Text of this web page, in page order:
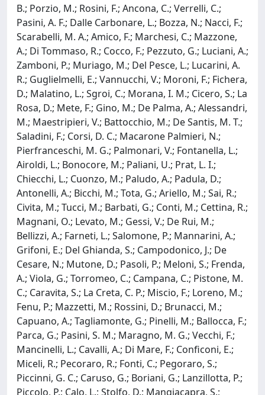
B.; Porzio, M.; Rosini, F.; Ancona, C.; Verrelli, C.;
Pasini, A. F.; Dalle Carbonare, L.; Bozza, N.; Nacci, F.;
Scarabelli, M. A.; Amico, F.; Marchesi, C.; Mazzone,
A.; Di Tommaso, R.; Cocco, F.; Pezzuto, G.; Luciani, A.;
Zamboni, P.; Muriago, M.; Del Pesce, L.; Lucarini, A.
R.; Guglielmelli, E.; Vannucchi, V.; Moroni, F.; Fichera,
D.; Malatino, L.; Sgroi, C.; Morana, I. M.; Cicero, S.; La
Rosa, D.; Mete, F.; Gino, M.; De Palma, A.; Alessandri,
M.; Maestripieri, V.; Battocchio, M.; De Santis, M. T.;
Saladini, F.; Corsi, D. C.; Macarone Palmieri, N.;
Pierfranceschi, M. G.; Palmonari, V.; Fontanella, L.;
Airoldi, L.; Bonocore, M.; Paliani, U.; Prat, L. I.;
Chiecchi, L.; Cuonzo, M.; Paludo, A.; Padula, D.;
Antonelli, A.; Bicchi, M.; Tota, G.; Ariello, M.; Sai, R.;
Civita, M.; Tucci, M.; Barbati, G.; Conti, M.; Cettina, R.;
Magnani, O.; Levato, M.; Gessi, V.; De Rui, M.;
Bellizzi, A.; Farneti, L.; Salomone, P.; Mannarini, A.;
Grifoni, E.; Del Ghianda, S.; Campodonico, J.; De
Cesare, N.; Mutone, D.; Pasoli, P.; Meloni, S.; Frenda,
A.; Viola, G.; Torromeo, C.; Campana, C.; Pistone, M.
C.; Caravita, S.; La Creta, C. P.; Miscio, F.; Loreno, M.;
Fenu, P.; Mazzetti, M.; Rossini, D.; Brunacci, M.;
Capuano, A.; Tagliamonte, G.; Pinelli, M.; Ballocca, F.;
Parca, G.; Pasini, S. M.; Maragno, M. G.; Vecchi, F.;
Mancinelli, L.; Cavalli, A.; Di Mare, F.; Conficoni, E.;
Miceli, R.; Pecoraro, R.; Fonti, C.; Pegoraro, S.;
Piccinni, G. C.; Caruso, G.; Boriani, G.; Lanzillotta, P.;
Piccolo, P.; Calo, L.; Stolfo, D.; Mangiacapra, S.;